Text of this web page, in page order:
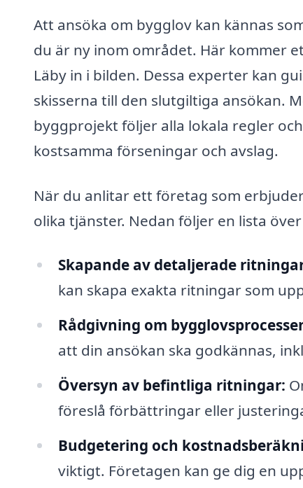
Att ansöka om bygglov kan kännas
du är ny inom området. Här kommer
Läby in i bilden. Dessa experter kan
skisserna till den slutgiltiga ansökan.
byggprojekt följer alla lokala regler
kostsamma förseningar och avslag.
När du anlitar ett företag som
olika tjänster. Nedan följer en lista
Skapande av detaljerade
kan skapa exakta ritningar som
Rådgivning om
att din ansökan ska godkännas,
Översyn av befintliga ritningar:
föreslå förbättringar eller
Budgetering och
viktigt. Företagen kan ge dig en